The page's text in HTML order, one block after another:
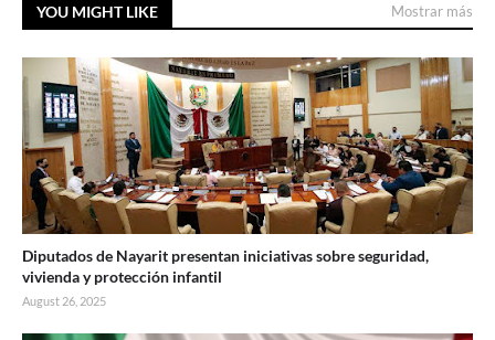
YOU MIGHT LIKE Mostrar más
Diputados de Nayarit presentan iniciativas sobre seguridad,
vivienda y protección infantil
August 26, 2025